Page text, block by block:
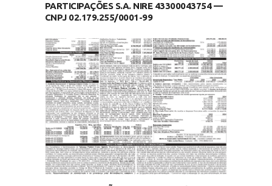
PARTICIPAÇÕES S.A. NIRE 43300043754 —
CNPJ 02.179.255/0001-99